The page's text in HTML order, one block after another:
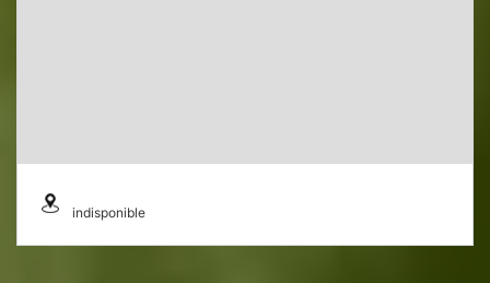
indisponible